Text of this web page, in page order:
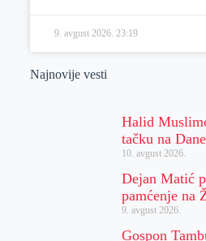
9. avgust 2026. 23:19
Najnovije vesti
Halid
tačku na
10. avgust 2026.
Dejan Matić
pamćenje na
9. avgust 2026.
Gospon